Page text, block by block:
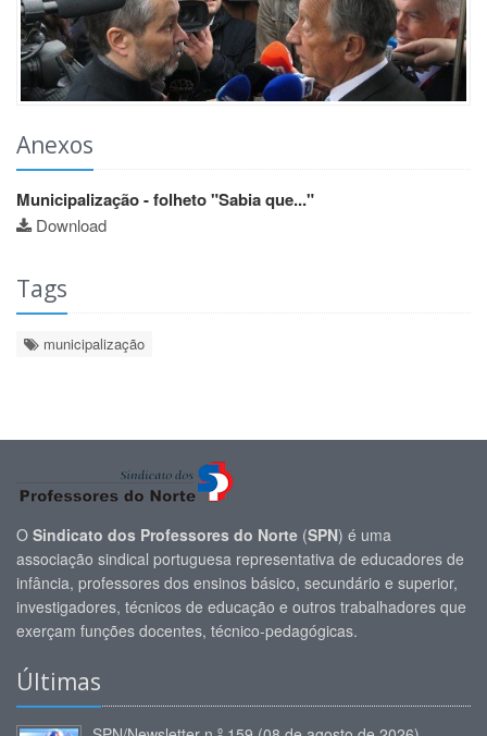
Anexos
Municipalização - folheto "Sabia que..."
Download
Tags
municipalização
O Sindicato dos Professores do Norte (SPN) é uma
associação sindical portuguesa representativa de educadores de
infância, professores dos ensinos básico, secundário e superior,
investigadores, técnicos de educação e outros trabalhadores que
exerçam funções docentes, técnico-pedagógicas.
Últimas